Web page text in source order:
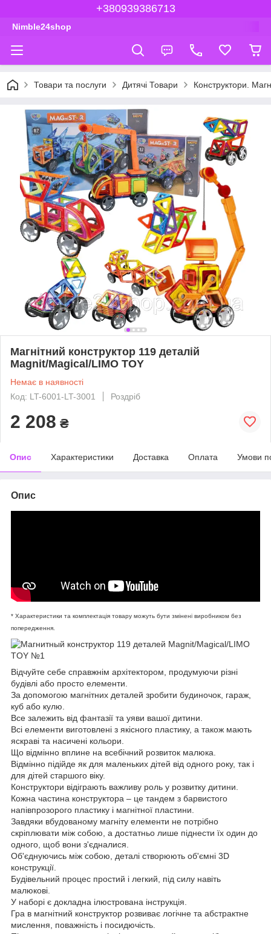
+380939386713
Nimble24shop
Товари та послуги Дитячі Товари Конструктори.
Магнітний конструктор 119 деталій
Magnit/Magical/LIMO TOY
Немає в наявності
Код: LT-6001-LT-3001
Роздріб
2 208 ₴
Опис Характеристики Доставка Оплата Умови
Опис
* Характеристики та комплектація товару можуть бути змінені виробником без
попередження.
Відчуйте себе справжнім архітектором, продумуючи різні
будівлі або просто елементи.
За допомогою магнітних деталей зробити будиночок, гараж,
куб або кулю.
Все залежить від фантазії та уяви вашої дитини.
Всі елементи виготовлені з якісного пластику, а також мають
яскраві та насичені кольори.
Що відмінно вплине на всебічний розвиток малюка.
Відмінно підійде як для маленьких дітей від одного року, так і
для дітей старшого віку.
Конструктори відіграють важливу роль у розвитку дитини.
Кожна частина конструктора – це тандем з барвистого
напівпрозорого пластику і магнітної пластини.
Завдяки вбудованому магніту елементи не потрібно
скріплювати між собою, а достатньо лише піднести їх один до
одного, щоб вони з'єдналися.
Об'єднуючись між собою, деталі створюють об'ємні 3D
конструкції.
Будівельний процес простий і легкий, під силу навіть
малюкові.
У наборі є докладна ілюстрована інструкція.
Гра в магнітний конструктор розвиває логічне та абстрактне
мислення, поважність і посидючість.